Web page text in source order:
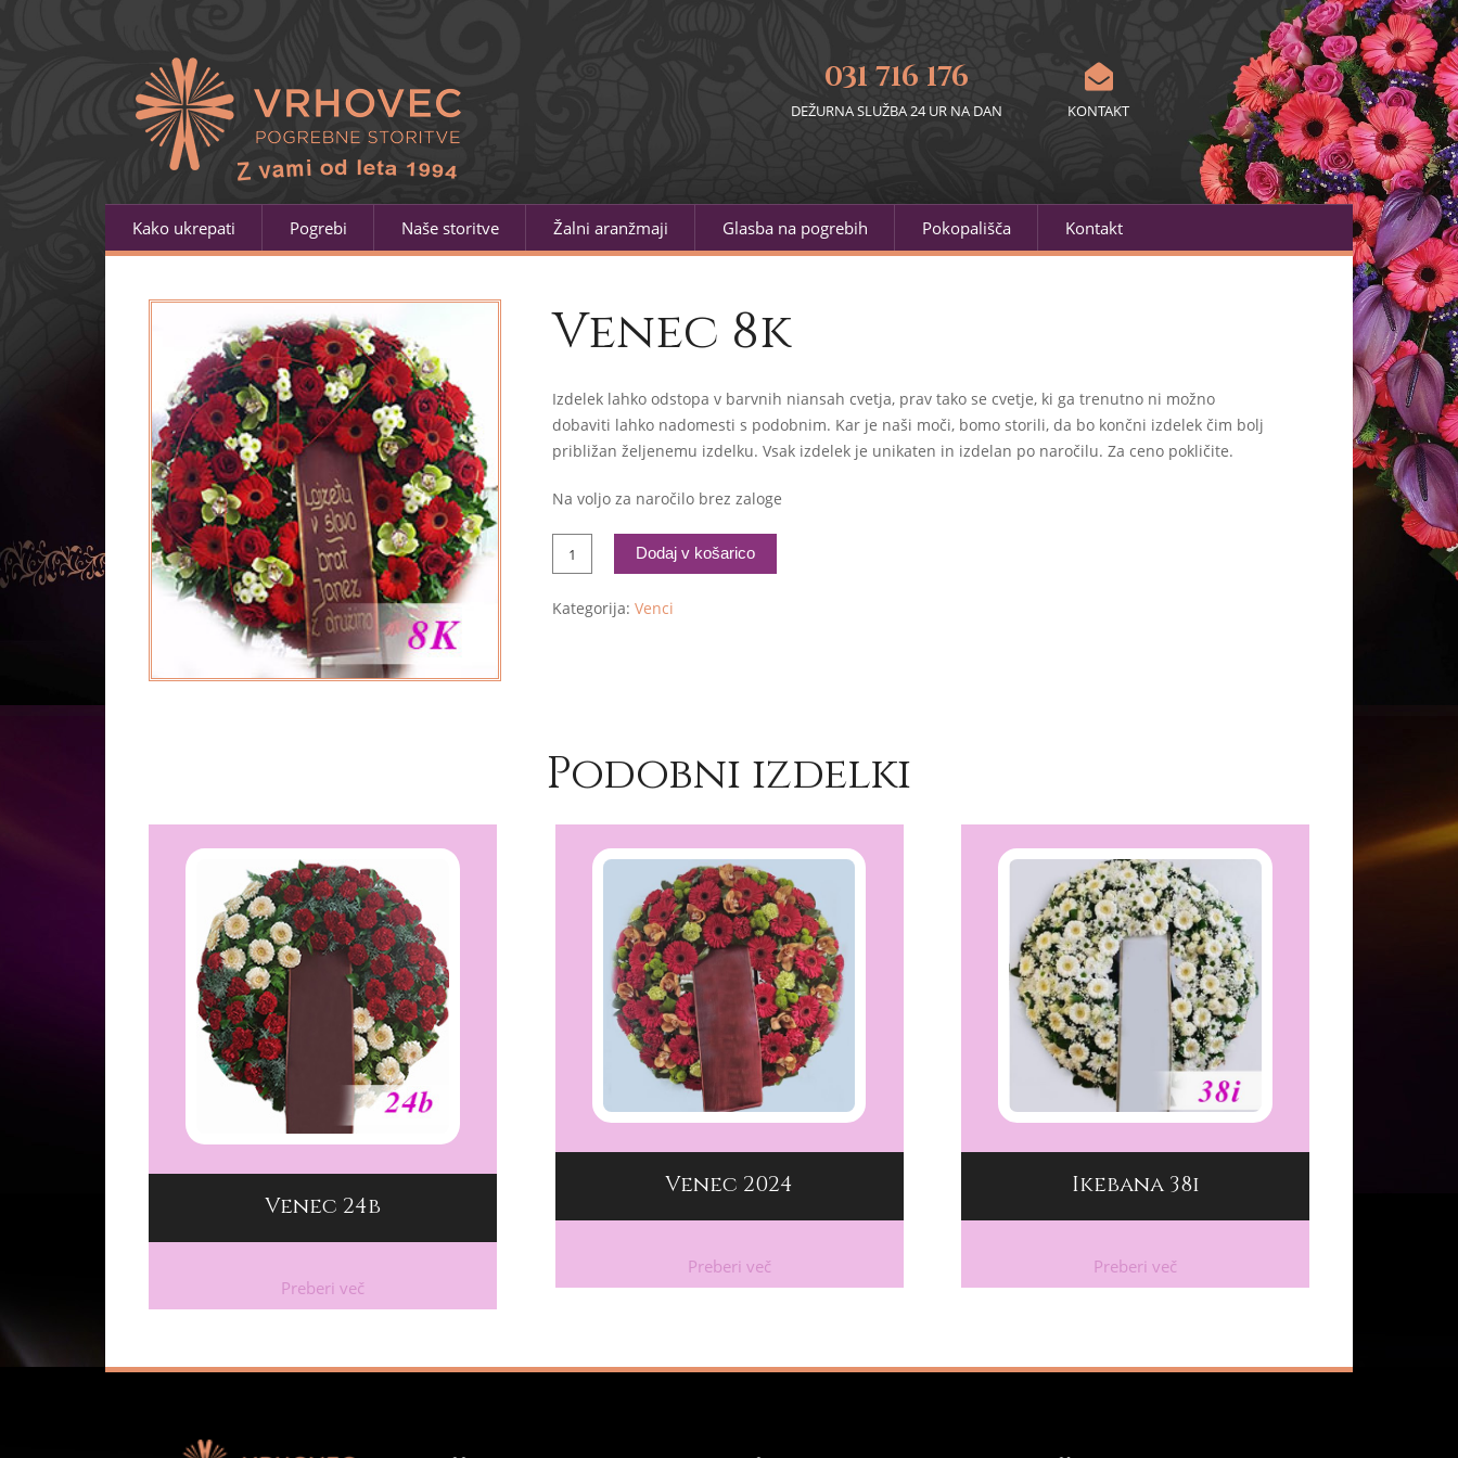
031 716 176
DEŽURNA SLUŽBA 24 UR NA DAN KONTAKT
Kako ukrepati Pogrebi Naše storitve Žalni aranžmaji Glasba na pogrebih Pokopališča Kontakt
Venec 8k
Izdelek lahko odstopa v barvnih niansah cvetja, prav tako se cvetje, ki ga trenutno ni možno
dobaviti lahko nadomesti s podobnim. Kar je naši moči, bomo storili, da bo končni izdelek čim bolj
približan željenemu izdelku. Vsak izdelek je unikaten in izdelan po naročilu. Za ceno pokličite.
Na voljo za naročilo brez zaloge
Venec
8k
količina
Dodaj v košarico
Kategorija:Venci
Podobni izdelki
Venec 24b
Preberi več
Venec 2024
Preberi več
Ikebana 38i
Preberi več